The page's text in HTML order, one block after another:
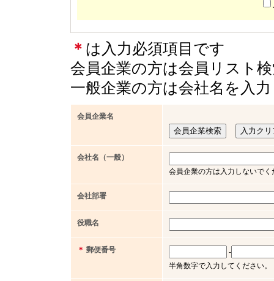
＊ は入力必須項目です
会員企業の方は会員リスト
一般企業の方は会社名を入
会員企業名
会社名（一般）
会員企業の方は入力しないで
会社部署
役職名
＊ 郵便番号
-
半角数字で入力してください。